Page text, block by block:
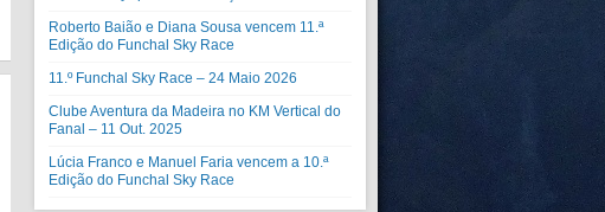
Roberto Baião e Diana Sousa vencem 11.ª
Edição do Funchal Sky Race
11.º Funchal Sky Race – 24 Maio 2026
Clube Aventura da Madeira no KM Vertical do
Fanal – 11 Out. 2025
Lúcia Franco e Manuel Faria vencem a 10.ª
Edição do Funchal Sky Race